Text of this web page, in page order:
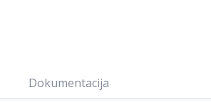
Dokumentacija